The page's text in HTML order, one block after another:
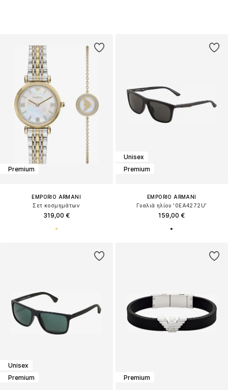
Premium
EMPORIO ARMANI
Σετ κοσμημάτων
319,00 €
Unisex
Premium
EMPORIO ARMANI
Γυαλιά ηλίου '0EA4272U'
159,00 €
Unisex
Premium
Premium